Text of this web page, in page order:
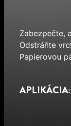
Zabezpečte,
Odstráňte
Papierovou
APLIKÁCIA: